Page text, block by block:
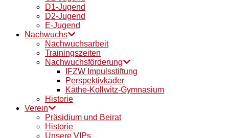
D1-Jugend
D2-Jugend
E-Jugend
Nachwuchs
Nachwuchsarbeit
Trainingszeiten
Nachwuchsförderung
IFZW Impulsstiftung
Perspektivkader
Käthe-Kollwitz-Gymnasium
Historie
Verein
Präsidium und Beirat
Historie
Unsere VIPs